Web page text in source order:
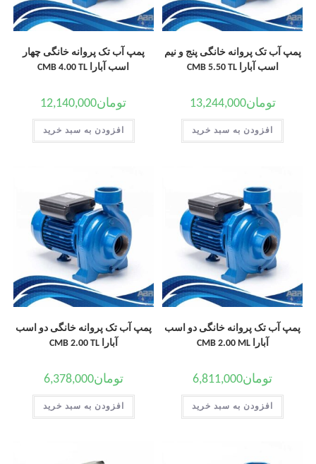
پمپ آب تک پروانه خانگی پنج و نیم
اسب آبارا CMB 5.50 TL
تومان13,244,000
افزودن به سبد خرید
پمپ آب تک پروانه خانگی چهار
اسب آبارا CMB 4.00 TL
تومان12,140,000
افزودن به سبد خرید
پمپ آب تک پروانه خانگی دو اسب
آبارا CMB 2.00 ML
تومان6,811,000
افزودن به سبد خرید
پمپ آب تک پروانه خانگی دو اسب
آبارا CMB 2.00 TL
تومان6,378,000
افزودن به سبد خرید